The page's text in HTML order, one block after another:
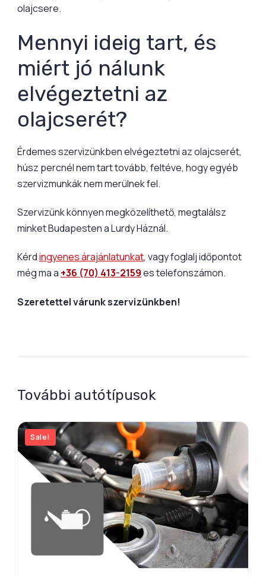
olajcsere.
Mennyi ideig tart, és
miért jó nálunk
elvégeztetni az
olajcserét?
Érdemes szervizünkben elvégeztetni az olajcserét,
húsz percnél nem tart tovább, feltéve, hogy egyéb
szervizmunkák nem merülnek fel.
Szervizünk könnyen megközelíthető, megtalálsz
minket Budapesten a Lurdy Háznál.
Kérdingyenes árajánlatunkat, vagy foglalj időpontot
még ma a +36 (70) 413-2159es telefonszámon.
Szeretettel várunk szervizünkben!
További autótípusok
Sale!